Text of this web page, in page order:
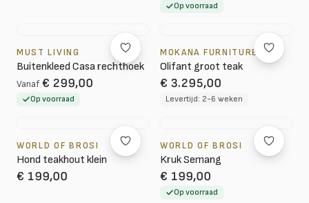
Op voorraad
MUST LIVING
Buitenkleed Casa rechthoek
Vanaf € 299,00
Op voorraad
MOKANA FURNITURE
Olifant groot teak
€ 3.295,00
Levertijd: 2-6 weken
WORLD OF BROSI
Hond teakhout klein
€ 199,00
WORLD OF BROSI
Kruk Semang
€ 199,00
Op voorraad